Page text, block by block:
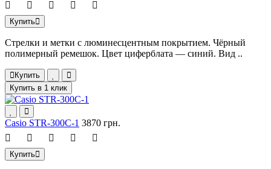
Купить
Стрелки и метки с люминесцентным покрытием. Чёрный
полимерный ремешок. Цвет циферблата — синий. Вид ..
Купить
Купить в 1 клик
Casio STR-300C-1 3870 грн.
Купить